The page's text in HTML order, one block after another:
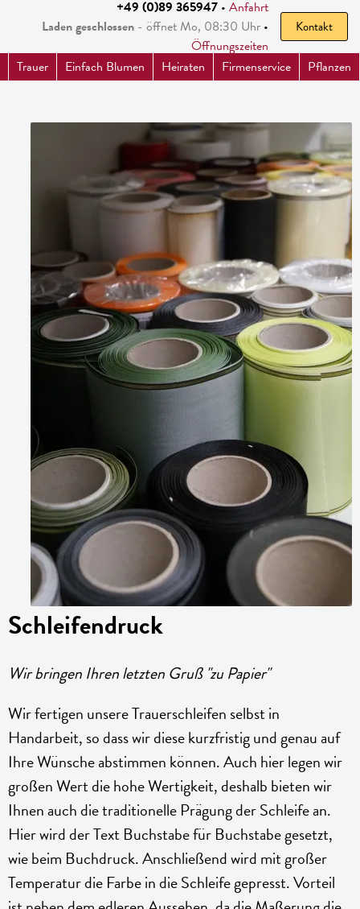
+49 (0)89 365947 • Anfahrt
Laden geschlossen - öffnet Mo, 08:30 Uhr •
Öffnungszeiten
Kontakt
Trauer Einfach Blumen Heiraten Firmenservice Pflanzen
Schleifendruck
Wir bringen Ihren letzten Gruß "zu Papier"
Wir fertigen unsere Trauerschleifen selbst in
Handarbeit, so dass wir diese kurzfristig und genau auf
Ihre Wünsche abstimmen können. Auch hier legen wir
großen Wert die hohe Wertigkeit, deshalb bieten wir
Ihnen auch die traditionelle Prägung der Schleife an.
Hier wird der Text Buchstabe für Buchstabe gesetzt,
wie beim Buchdruck. Anschließend wird mit großer
Temperatur die Farbe in die Schleife gepresst. Vorteil